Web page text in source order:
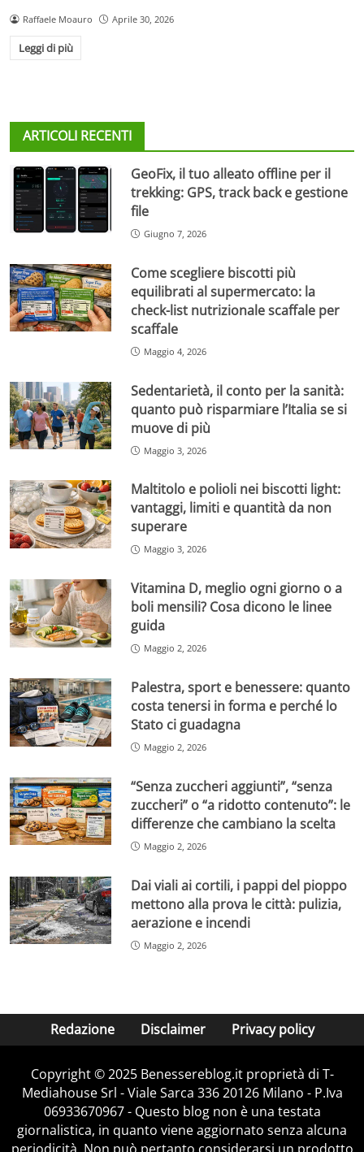
Raffaele Moauro Aprile 30, 2026
Leggi di più
ARTICOLI RECENTI
GeoFix, il tuo alleato offline per il
trekking: GPS, track back e gestione
file
Giugno 7, 2026
Come scegliere biscotti più
equilibrati al supermercato: la
check-list nutrizionale scaffale per
scaffale
Maggio 4, 2026
Sedentarietà, il conto per la sanità:
quanto può risparmiare l’Italia se si
muove di più
Maggio 3, 2026
Maltitolo e polioli nei biscotti light:
vantaggi, limiti e quantità da non
superare
Maggio 3, 2026
Vitamina D, meglio ogni giorno o a
boli mensili? Cosa dicono le linee
guida
Maggio 2, 2026
Palestra, sport e benessere: quanto
costa tenersi in forma e perché lo
Stato ci guadagna
Maggio 2, 2026
“Senza zuccheri aggiunti”, “senza
zuccheri” o “a ridotto contenuto”: le
differenze che cambiano la scelta
Maggio 2, 2026
Dai viali ai cortili, i pappi del pioppo
mettono alla prova le città: pulizia,
aerazione e incendi
Maggio 2, 2026
Redazione Disclaimer Privacy policy
Copyright © 2025 Benessereblog.it proprietà di T-
Mediahouse Srl - Viale Sarca 336 20126 Milano - P.Iva
06933670967 - Questo blog non è una testata
giornalistica, in quanto viene aggiornato senza alcuna